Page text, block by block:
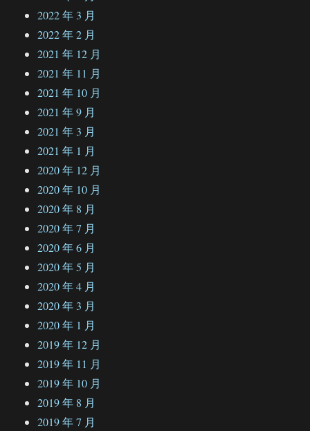
2022 年 3 月
2022 年 2 月
2021 年 12 月
2021 年 11 月
2021 年 10 月
2021 年 9 月
2021 年 3 月
2021 年 1 月
2020 年 12 月
2020 年 10 月
2020 年 8 月
2020 年 7 月
2020 年 6 月
2020 年 5 月
2020 年 4 月
2020 年 3 月
2020 年 1 月
2019 年 12 月
2019 年 11 月
2019 年 10 月
2019 年 8 月
2019 年 7 月